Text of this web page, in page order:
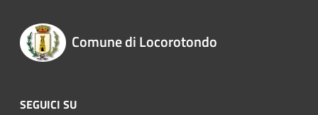
Comune di Locorotondo
SEGUICI SU